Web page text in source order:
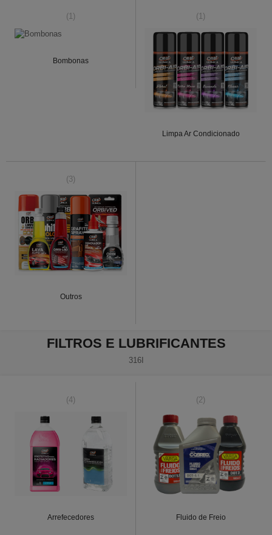
(1)
Bombonas
(1)
Limpa Ar Condicionado
(3)
Outros
FILTROS E LUBRIFICANTES
316I
(4)
Arrefecedores
(2)
Fluido de Freio